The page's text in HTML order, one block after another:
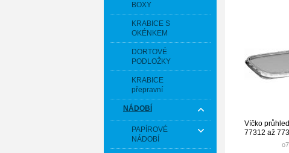
BOXY
KRABICE S
OKÉNKEM
DORTOVÉ
PODLOŽKY
KRABICE
přepravní
NÁDOBÍ
PAPÍROVÉ
NÁDOBÍ
Víčko
77312 až